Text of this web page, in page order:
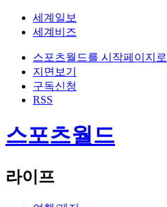
세계일보
세계비즈
스포츠월드를 시작페이지로
지면보기
구독신청
RSS
스포츠월드
라이프